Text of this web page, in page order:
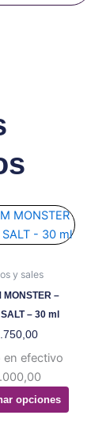
y sales
MONSTER –
– 30 ml
en efectivo
opciones
Este
producto
múltiples
variantes.
Las
opciones
pueden
elegir
en